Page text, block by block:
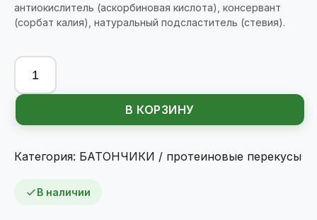
антиокислитель (аскорбиновая кислота), консервант
(сорбат калия), натуральный подсластитель (стевия).
Количество
товара
SNAQ
FABRIQ
глазированный
В КОРЗИНУ
Категория: БАТОНЧИКИ / протеиновые перекусы
В наличии